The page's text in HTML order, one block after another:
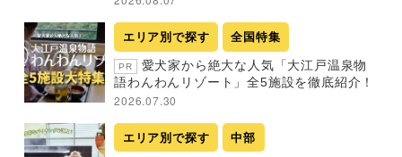
エリア別で探す 全国特集
PR
愛犬家から絶大な人気「大江戸温泉物
語わんわんリゾート」全5施設を徹底紹介！
2026.07.30
エリア別で探す 中部